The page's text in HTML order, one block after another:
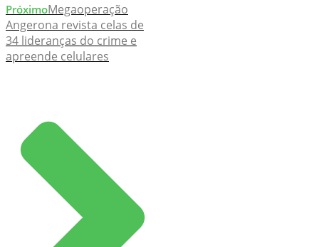
PróximoMegaoperação
Angerona revista celas de
34 lideranças do crime e
apreende celulares